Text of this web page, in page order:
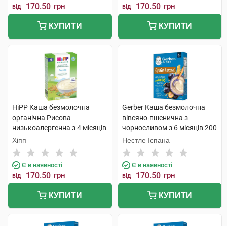
від 170.50 грн
КУПИТИ
від 170.50 грн
КУПИТИ
HiPP Каша безмолочна
органічна Рисова
низькоалергенна з 4 місяців
200 г 1 коробка
Хіпп
Є в наявності
від 170.50 грн
КУПИТИ
Gerber Каша безмолочна
вівсяно-пшенична з
чорносливом з 6 місяців 200
г 1 коробка
Нестле Іспана
Є в наявності
від 170.50 грн
КУПИТИ